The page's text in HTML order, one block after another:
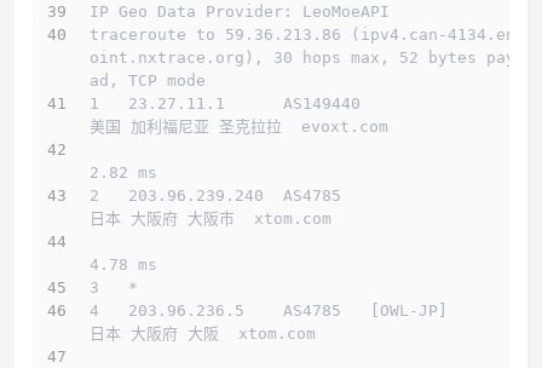
IP Geo Data Provider: LeoMoeAPI
traceroute to 59.36.213.86 (ipv4.can-4134.endp
oint.nxtrace.org), 30 hops max, 52 bytes paylo
ad, TCP mode
1   23.27.11.1      AS149440
美国 加利福尼亚 圣克拉拉  evoxt.com
2.82 ms
2   203.96.239.240  AS4785
日本 大阪府 大阪市  xtom.com
4.78 ms
3   *
4   203.96.236.5    AS4785   [OWL-JP]
日本 大阪府 大阪  xtom.com